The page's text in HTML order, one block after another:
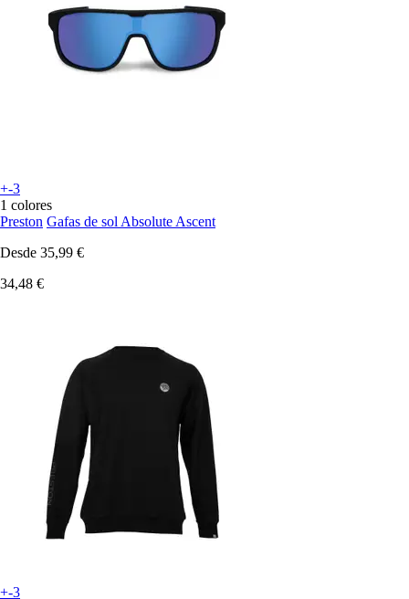
+-3
1 colores
Preston Gafas de sol Absolute Ascent
Desde 35,99 €
34,48 €
+-3